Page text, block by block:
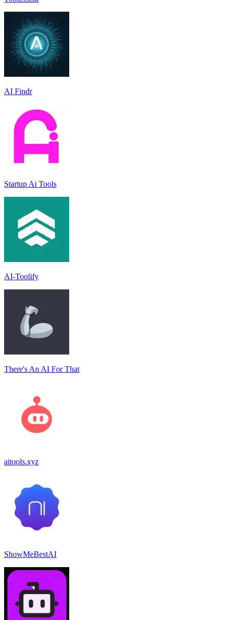
AI Findr
Startup Ai Tools
AI-Toolify
There's An AI For That
aitools.xyz
ShowMeBestAI